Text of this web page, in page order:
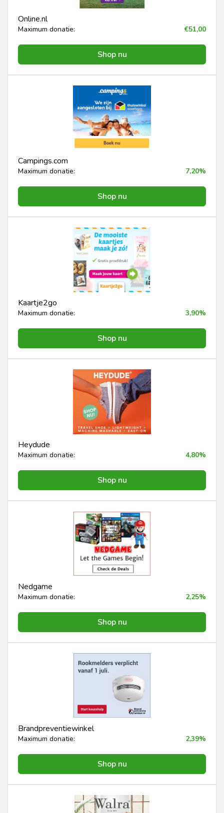
Online.nl
Maximum donatie: €51,00
Shop nu
Campings.com
Maximum donatie: 7,20%
Shop nu
Kaartje2go
Maximum donatie: 3,90%
Shop nu
Heydude
Maximum donatie: 4,80%
Shop nu
Nedgame
Maximum donatie: 2,25%
Shop nu
Brandpreventiewinkel
Maximum donatie: 2,39%
Shop nu